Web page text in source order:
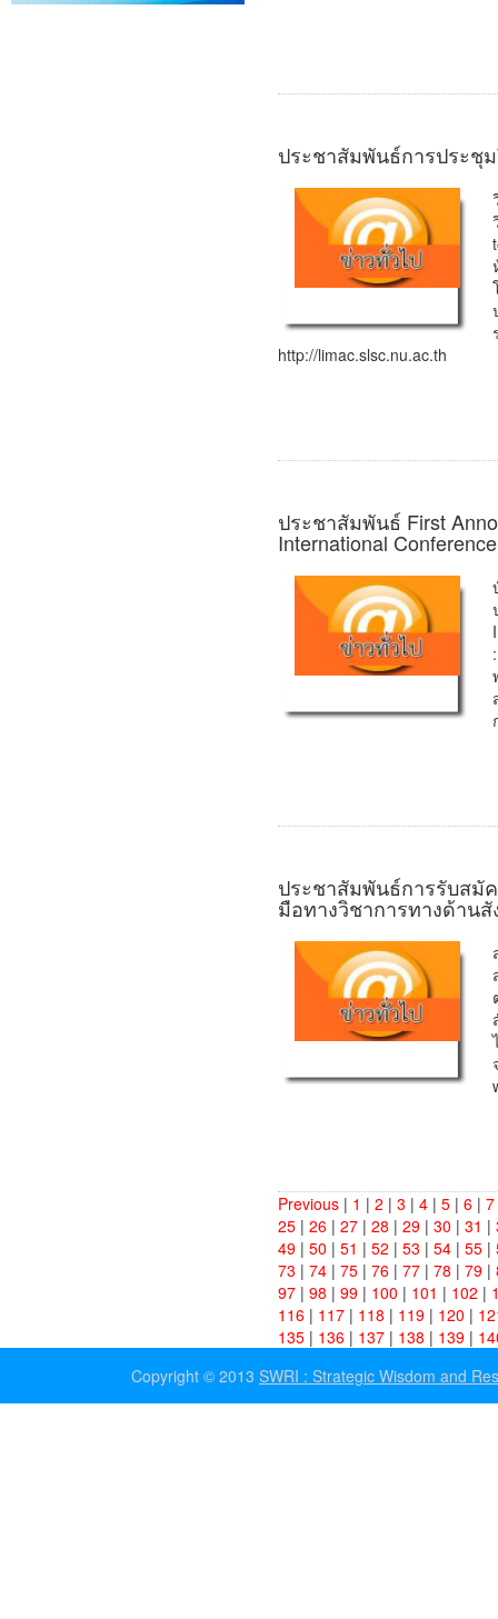
ประชาสัมพันธ์การประชุ
http://limac.slsc.nu.ac.th
ประชาสัมพันธ์ First
International
ประชาสัมพันธ์การรับสมั
มือทางวิชาการทางด้าน
Previous | 1 | 2 | 3 | 4 | 5 | 6 | 7
25 | 26 | 27 | 28 | 29 | 30 | 31 |
49 | 50 | 51 | 52 | 53 | 54 | 55 |
73 | 74 | 75 | 76 | 77 | 78 | 79 |
97 | 98 | 99 | 100 | 101 | 102 |
116 | 117 | 118 | 119 | 120 |
135 | 136 | 137 | 138 | 139 |
Copyright © 2013 SWRI : Strategic Wisdom and